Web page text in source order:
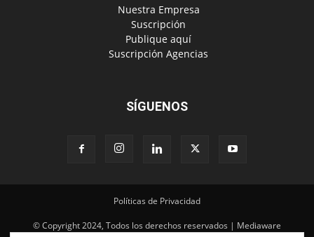
‎ Nuestra Empresa
‎ Suscripción
‎ Publique aquí
‎ Suscripción Agencias
SÍGUENOS
Políticas de Privacidad
© Copyright 2024, Todos los derechos reservados | Mediaware